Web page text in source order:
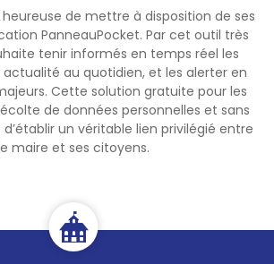
de mettre à disposition de ses
PanneauPocket. Par cet outil très
tenir informés en temps réel les
au quotidien, et les alerter en
Cette solution gratuite pour les
de données personnelles et sans
un véritable lien privilégié entre
maire et ses citoyens.